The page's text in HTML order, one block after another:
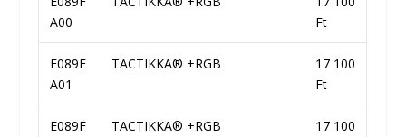
A00
Ft
E089F
A01
TACTIKKA® +RGB
17 100
Ft
E089F
TACTIKKA® +RGB
17 100